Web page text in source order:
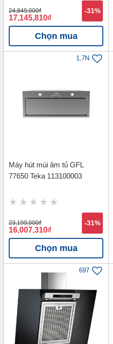
24,849,000đ
17,145,810đ
-31%
Chọn mua
1,7N
Máy hút mùi âm tủ GFL
77650 Teka 113100003
23,199,000đ
16,007,310đ
-31%
Chọn mua
697